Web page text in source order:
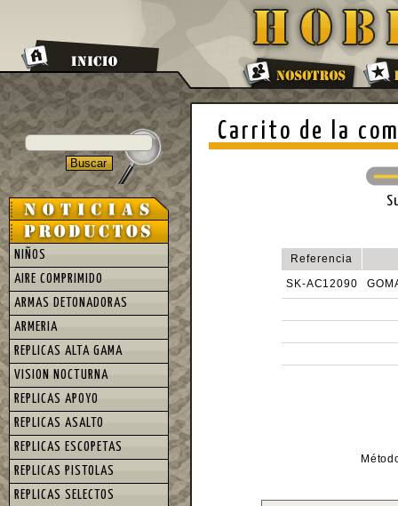
Carrito de la
Referencia
SK-AC12090
NIÑOS
AIRE COMPRIMIDO
ARMAS DETONADORAS
ARMERIA
REPLICAS ALTA GAMA
VISION NOCTURNA
REPLICAS APOYO
REPLICAS ASALTO
REPLICAS ESCOPETAS
REPLICAS PISTOLAS
REPLICAS SELECTOS